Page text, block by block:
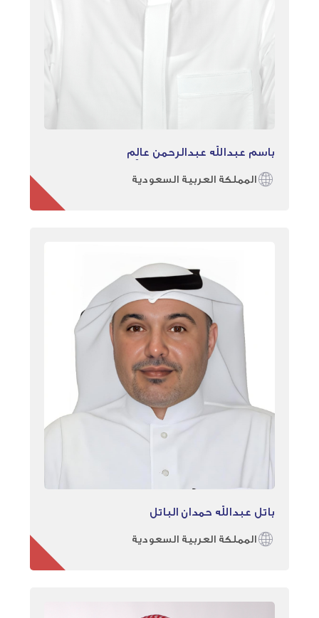
باسم عبدالله عبدالرحمن عالِم
المملكة العربية السعودية
باتل عبدالله حمدان الباتل
المملكة العربية السعودية